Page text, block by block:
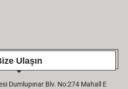
Ulaşın
Dumlupınar Blv. No:274 Mahall E